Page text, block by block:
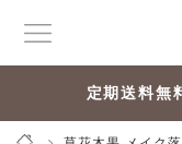
定期送料無